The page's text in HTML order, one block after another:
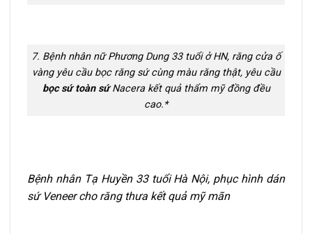
7. Bệnh nhân nữ Phương Dung 33 tuổi ở HN, răng cửa ố
vàng yêu cầu bọc răng sứ cùng màu răng thật, yêu cầu
bọc sứ toàn sứNacera kết quả thẩm mỹ đồng đều
cao.*
Bệnh nhân Tạ Huyền 33 tuổi Hà Nội, phục hình dán
sứ Veneer cho răng thưa kết quả mỹ mãn